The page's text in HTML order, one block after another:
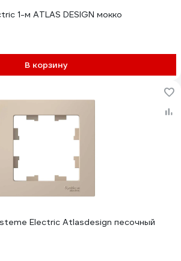
1-м ATLAS DESIGN мокко
В корзину
Electric Atlasdesign песочный